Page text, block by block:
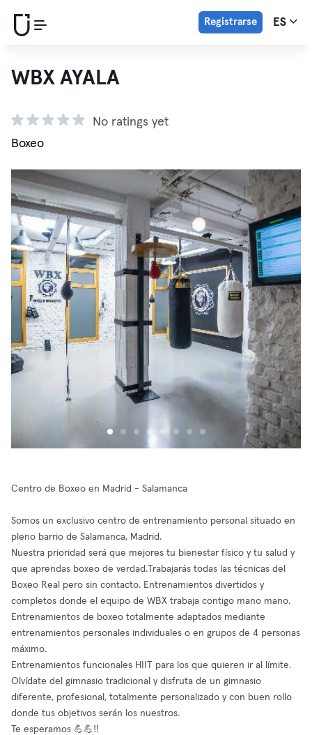
Registrarse ES
WBX AYALA
No ratings yet
Boxeo
Centro de Boxeo en Madrid - Salamanca
Somos un exclusivo centro de entrenamiento personal situado en
pleno barrio de Salamanca, Madrid.
Nuestra prioridad será que mejores tu bienestar físico y tu salud y
que aprendas boxeo de verdad.Trabajarás todas las técnicas del
Boxeo Real pero sin contacto. Entrenamientos divertidos y
completos donde el equipo de WBX trabaja contigo mano mano.
Entrenamientos de boxeo totalmente adaptados mediante
entrenamientos personales individuales o en grupos de 4 personas
máximo.
Entrenamientos funcionales HIIT para los que quieren ir al límite.
Olvídate del gimnasio tradicional y disfruta de un gimnasio
diferente, profesional, totalmente personalizado y con buen rollo
donde tus objetivos serán los nuestros.
Te esperamos 💪💪!!